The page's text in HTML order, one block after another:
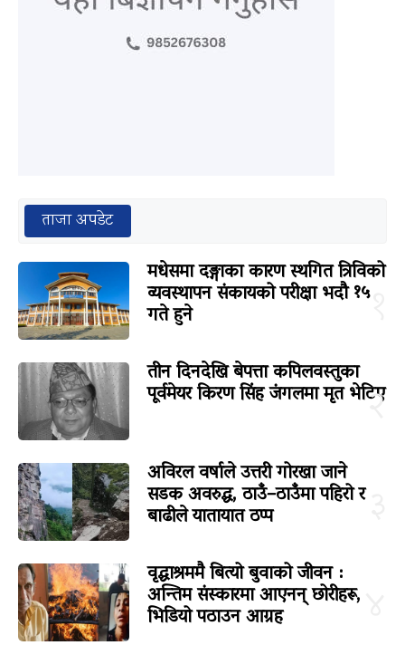
ताजा अपडेट
मधेसमा दङ्गाका कारण स्थगित त्रिविको
व्यवस्थापन संकायको परीक्षा भदौ १५
गते हुने
२
तीन दिनदेखि बेपत्ता कपिलवस्तुका
पूर्वमेयर किरण सिंह जंगलमा मृत भेटिए
अविरल वर्षाले उत्तरी गोरखा जाने
सडक अवरुद्ध, ठाउँ–ठाउँमा पहिरो र
बाढीले यातायात ठप्प
वृद्धाश्रममै बित्यो बुवाको जीवन :
अन्तिम संस्कारमा आएनन् छोरीहरू,
भिडियो पठाउन आग्रह